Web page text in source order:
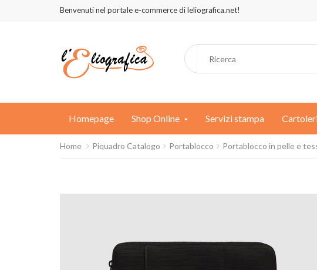
Benvenuti nel portale e-commerce di leliografica.net!
Homepage Shop Online Servizi stampa
Home Piquadro Catalogo Portablocco Portablocco in pelle e